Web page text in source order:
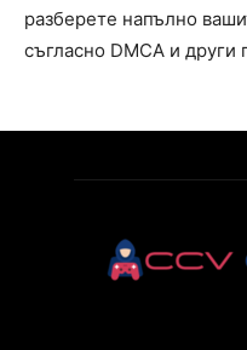
разберете напълно
съгласно DMCA и